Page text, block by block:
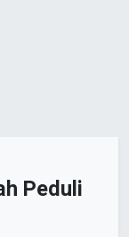
Peduli